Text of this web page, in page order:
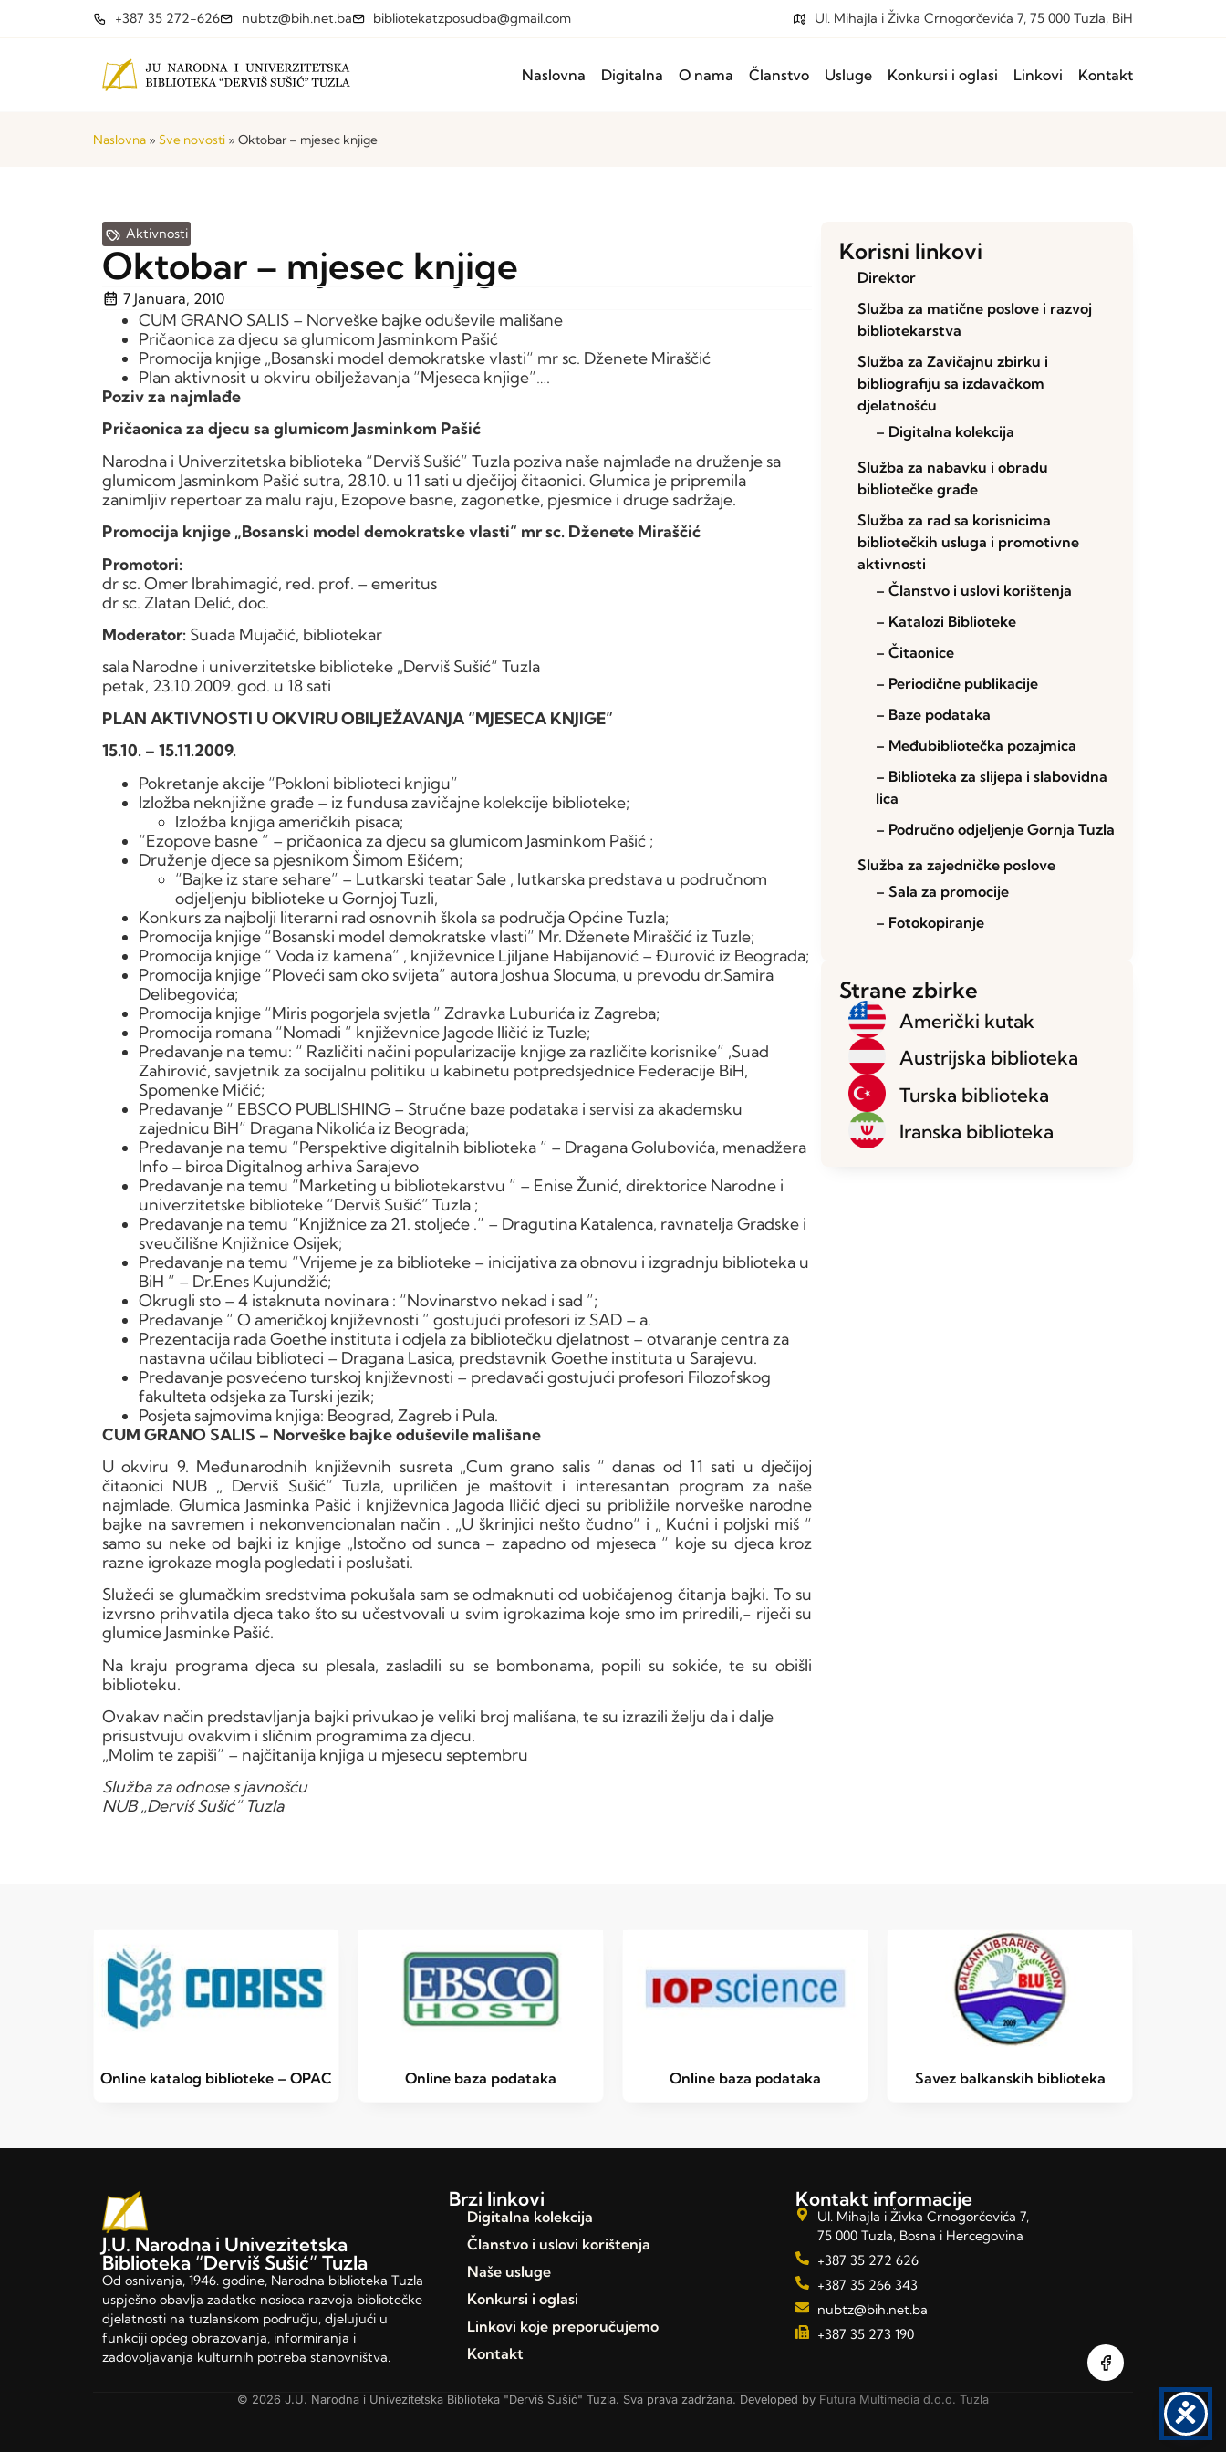
+387 35 272-626 nubtz@bih.net.ba bibliotekatzposudba@gmail.com Ul. Mihajla i Živka Crnogorčevića 7, 75 000 Tuzla, BiH
Naslovna Digitalna O nama Članstvo Usluge Konkursi i oglasi Linkovi Kontakt
Naslovna » Sve novosti » Oktobar – mjesec knjige
Aktivnosti
Oktobar – mjesec knjige
7 Januara, 2010
CUM GRANO SALIS – Norveške bajke oduševile mališane
Pričaonica za djecu sa glumicom Jasminkom Pašić
Promocija knjige „Bosanski model demokratske vlasti“ mr sc. Dženete Miraščić
Plan aktivnosit u okviru obilježavanja “Mjeseca knjige”….
Poziv za najmlađe
Pričaonica za djecu sa glumicom Jasminkom Pašić
Narodna i Univerzitetska biblioteka “Derviš Sušić” Tuzla poziva naše najmlađe na druženje sa
glumicom Jasminkom Pašić sutra, 28.10. u 11 sati u dječijoj čitaonici. Glumica je pripremila
zanimljiv repertoar za malu raju, Ezopove basne, zagonetke, pjesmice i druge sadržaje.
Promocija knjige „Bosanski model demokratske vlasti“ mr sc. Dženete Miraščić
Promotori:
dr sc. Omer Ibrahimagić, red. prof. – emeritus
dr sc. Zlatan Delić, doc.
Moderator: Suada Mujačić, bibliotekar
sala Narodne i univerzitetske biblioteke „Derviš Sušić“ Tuzla
petak, 23.10.2009. god. u 18 sati
PLAN AKTIVNOSTI U OKVIRU OBILJEŽAVANJA “MJESECA KNJIGE”
15.10. – 15.11.2009.
Pokretanje akcije “Pokloni biblioteci knjigu”
Izložba neknjižne građe – iz fundusa zavičajne kolekcije biblioteke;
Izložba knjiga američkih pisaca;
“Ezopove basne ” – pričaonica za djecu sa glumicom Jasminkom Pašić ;
Druženje djece sa pjesnikom Šimom Ešićem;
“Bajke iz stare sehare” – Lutkarski teatar Sale , lutkarska predstava u područnom
odjeljenju biblioteke u Gornjoj Tuzli,
Konkurs za najbolji literarni rad osnovnih škola sa područja Općine Tuzla;
Promocija knjige “Bosanski model demokratske vlasti” Mr. Dženete Miraščić iz Tuzle;
Promocija knjige “ Voda iz kamena” , književnice Ljiljane Habijanović – Đurović iz Beograda;
Promocija knjige “Ploveći sam oko svijeta” autora Joshua Slocuma, u prevodu dr.Samira
Delibegovića;
Promocija knjige “Miris pogorjela svjetla ” Zdravka Luburića iz Zagreba;
Promocija romana “Nomadi ” književnice Jagode Iličić iz Tuzle;
Predavanje na temu: “ Različiti načini popularizacije knjige za različite korisnike” ,Suad
Zahirović, savjetnik za socijalnu politiku u kabinetu potpredsjednice Federacije BiH,
Spomenke Mičić;
Predavanje “ EBSCO PUBLISHING – Stručne baze podataka i servisi za akademsku
zajednicu BiH” Dragana Nikolića iz Beograda;
Predavanje na temu “Perspektive digitalnih biblioteka ” – Dragana Golubovića, menadžera
Info – biroa Digitalnog arhiva Sarajevo
Predavanje na temu “Marketing u bibliotekarstvu ” – Enise Žunić, direktorice Narodne i
univerzitetske biblioteke “Derviš Sušić” Tuzla ;
Predavanje na temu “Knjižnice za 21. stoljeće .” – Dragutina Katalenca, ravnatelja Gradske i
sveučilišne Knjižnice Osijek;
Predavanje na temu “Vrijeme je za biblioteke – inicijativa za obnovu i izgradnju biblioteka u
BiH ” – Dr.Enes Kujundžić;
Okrugli sto – 4 istaknuta novinara : “Novinarstvo nekad i sad ”;
Predavanje “ O američkoj književnosti ” gostujući profesori iz SAD – a.
Prezentacija rada Goethe instituta i odjela za bibliotečku djelatnost – otvaranje centra za
nastavna učilau biblioteci – Dragana Lasica, predstavnik Goethe instituta u Sarajevu.
Predavanje posvećeno turskoj književnosti – predavači gostujući profesori Filozofskog
fakulteta odsjeka za Turski jezik;
Posjeta sajmovima knjiga: Beograd, Zagreb i Pula.
CUM GRANO SALIS – Norveške bajke oduševile mališane
U okviru 9. Međunarodnih književnih susreta „Cum grano salis “ danas od 11 sati u dječijoj
čitaonici NUB „ Derviš Sušić“ Tuzla, upriličen je maštovit i interesantan program za naše
najmlađe. Glumica Jasminka Pašić i književnica Jagoda Iličić djeci su približile norveške narodne
bajke na savremen i nekonvencionalan način . „U škrinjici nešto čudno“ i „ Kućni i poljski miš “
samo su neke od bajki iz knjige „Istočno od sunca – zapadno od mjeseca “ koje su djeca kroz
razne igrokaze mogla pogledati i poslušati.
Služeći se glumačkim sredstvima pokušala sam se odmaknuti od uobičajenog čitanja bajki. To su
izvrsno prihvatila djeca tako što su učestvovali u svim igrokazima koje smo im priredili,- riječi su
glumice Jasminke Pašić.
Na kraju programa djeca su plesala, zasladili su se bombonama, popili su sokiće, te su obišli
biblioteku.
Ovakav način predstavljanja bajki privukao je veliki broj mališana, te su izrazili želju da i dalje
prisustvuju ovakvim i sličnim programima za djecu.
„Molim te zapiši“ – najčitanija knjiga u mjesecu septembru
Služba za odnose s javnošću
NUB „Derviš Sušić“ Tuzla
Korisni linkovi
Direktor
Služba za matične poslove i razvoj
bibliotekarstva
Služba za Zavičajnu zbirku i
bibliografiju sa izdavačkom
djelatnošću
– Digitalna kolekcija
Služba za nabavku i obradu
bibliotečke građe
Služba za rad sa korisnicima
bibliotečkih usluga i promotivne
aktivnosti
– Članstvo i uslovi korištenja
– Katalozi Biblioteke
– Čitaonice
– Periodične publikacije
– Baze podataka
– Međubibliotečka pozajmica
– Biblioteka za slijepa i slabovidna
lica
– Područno odjeljenje Gornja Tuzla
Služba za zajedničke poslove
– Sala za promocije
– Fotokopiranje
Strane zbirke
Američki kutak
Austrijska biblioteka
Turska biblioteka
Iranska biblioteka
Online katalog biblioteke – OPAC Online baza podataka Online baza podataka Savez balkanskih biblioteka
J.U. Narodna i Univezitetska
Biblioteka “Derviš Sušić” Tuzla
Od osnivanja, 1946. godine, Narodna biblioteka Tuzla
uspješno obavlja zadatke nosioca razvoja bibliotečke
djelatnosti na tuzlanskom području, djelujući u
funkciji općeg obrazovanja, informiranja i
zadovoljavanja kulturnih potreba stanovništva.
Brzi linkovi
Digitalna kolekcija
Članstvo i uslovi korištenja
Naše usluge
Konkursi i oglasi
Linkovi koje preporučujemo
Kontakt
Kontakt informacije
Ul. Mihajla i Živka Crnogorčevića 7,
75 000 Tuzla, Bosna i Hercegovina
+387 35 272 626
+387 35 266 343
nubtz@bih.net.ba
+387 35 273 190
© 2026 J.U. Narodna i Univezitetska Biblioteka "Derviš Sušić" Tuzla. Sva prava zadržana. Developed by Futura Multimedia d.o.o. Tuzla